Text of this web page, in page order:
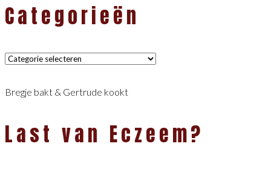
Categorieën
Categorieën
Bregje bakt & Gertrude kookt
Last van Eczeem?